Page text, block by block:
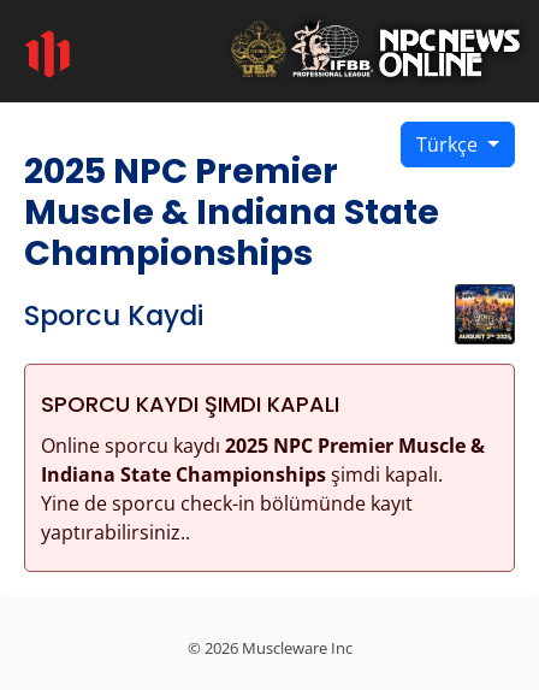
Türkçe
2025 NPC Premier
Muscle & Indiana State
Championships
Sporcu Kaydi
SPORCU KAYDI ŞIMDI KAPALI
Online sporcu kaydı 2025 NPC Premier Muscle &
Indiana State Championshipsşimdi kapalı.
Yine de sporcu check-in bölümünde kayıt
yaptırabilirsiniz..
© 2026 Muscleware Inc